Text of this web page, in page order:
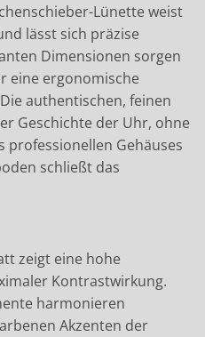
Lünette weist
lässt sich präzise
Dimensionen sorgen
eine ergonomische
authentischen, feinen
Geschichte der Uhr, ohne
professionellen Gehäuses
schließt das
zeigt eine hohe
Kontrastwirkung.
harmonieren
Akzenten der